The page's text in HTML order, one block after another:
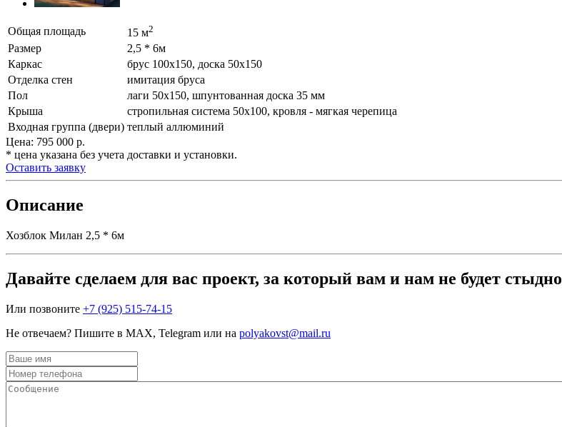
Общая площадь 15 м2
Размер
2,5 * 6м
Каркас
брус 100х150, доска 50х150
Отделка стен
имитация бруса
Пол
лаги 50х150, шпунтованная доска 35 мм
Крыша
стропильная система 50х100, кровля - мягкая черепица
Входная группа (двери) теплый аллюминий
Цена: 795 000 р.
* цена указана без учета доставки и установки.
Оставить заявку
Описание
Хозблок Милан 2,5 * 6м
Давайте сделаем для вас проект, за который вам и нам не будет стыдно
Или позвоните +7 (925) 515-74-15
Не отвечаем? Пишите в MAX, Telegram или на polyakovst@mail.ru